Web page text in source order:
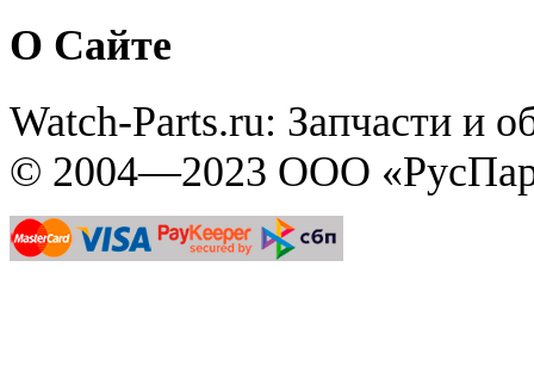
О Сайте
Watch-Parts.ru: Запчасти и
© 2004—2023 ООО